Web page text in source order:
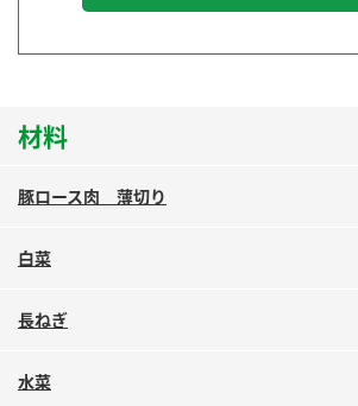
お酢を知ろう！
すしラボ
納豆の豆知識
ミツカン公式通販
材料
豚ロース肉 薄切り
白菜
長ねぎ
水菜